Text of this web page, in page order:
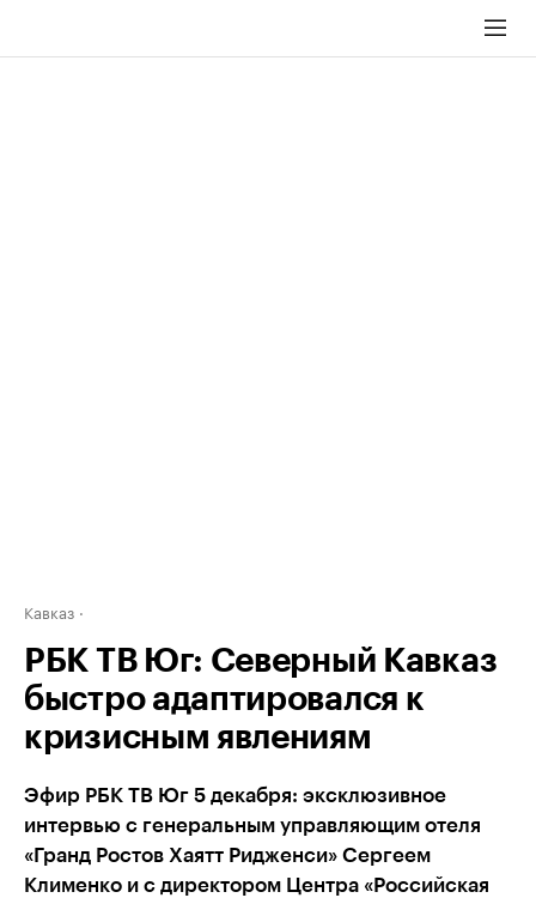
Кавказ
РБК ТВ Юг: Северный Кавказ
быстро адаптировался к
кризисным явлениям
Эфир РБК ТВ Юг 5 декабря: эксклюзивное
интервью с генеральным управляющим отеля
«Гранд Ростов Хаятт Ридженси» Сергеем
Клименко и с директором Центра «Российская